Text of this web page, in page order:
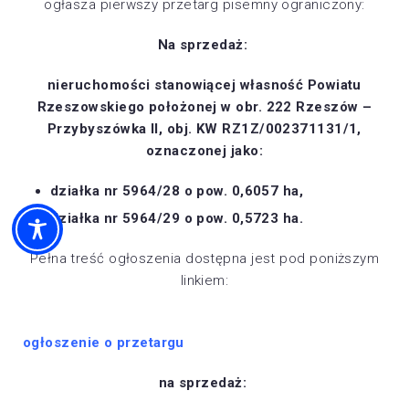
ogłasza pierwszy przetarg pisemny ograniczony:
Na sprzedaż:
nieruchomości stanowiącej własność Powiatu
Rzeszowskiego położonej w obr. 222 Rzeszów –
Przybyszówka II, obj. KW RZ1Z/002371131/1,
oznaczonej jako:
działka nr 5964/28 o pow. 0,6057 ha,
działka nr 5964/29 o pow. 0,5723 ha.
Pełna treść ogłoszenia dostępna jest pod poniższym
linkiem:
ogłoszenie o przetargu
na sprzedaż: